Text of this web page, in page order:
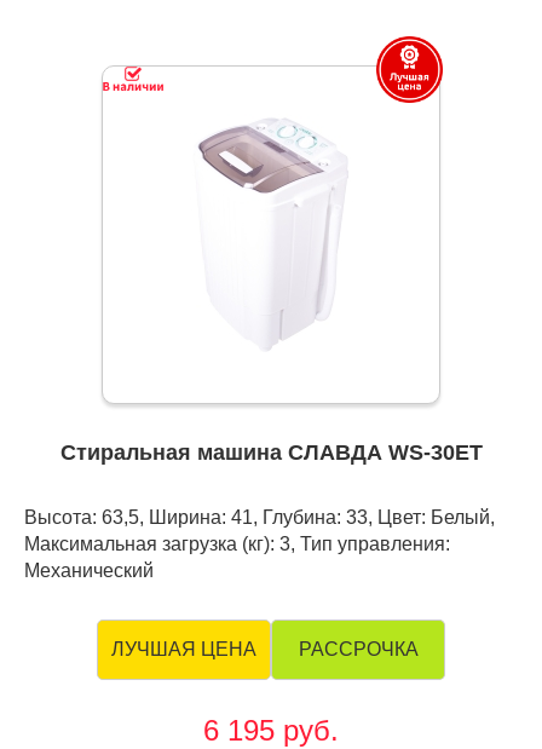
Стиральная машина СЛАВДА WS-30ET
Высота: 63,5, Ширина: 41, Глубина: 33, Цвет: Белый,
Максимальная загрузка (кг): 3, Тип управления:
Механический
ЛУЧШАЯ ЦЕНА РАССРОЧКА
6 195 руб.